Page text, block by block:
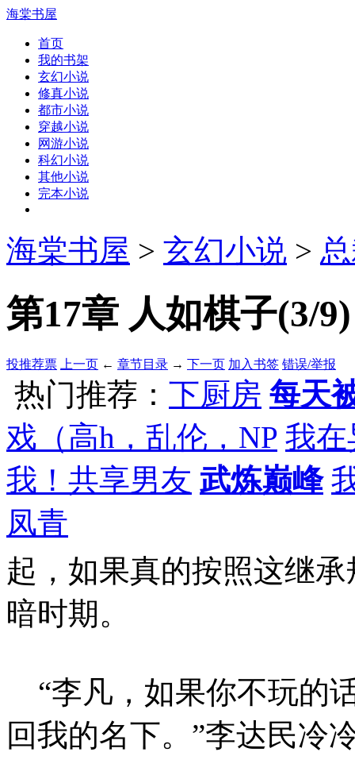
海棠书屋
首页
我的书架
玄幻小说
修真小说
都市小说
穿越小说
网游小说
科幻小说
其他小说
完本小说
海棠书屋 > 玄幻小说 >
第17章 人如棋子(3/9)
投推荐票 上一页 ← 章节目录 → 下一页 加入书签 错误/举报
热门推荐： 下厨房 每天
戏（高h，乱伦，NP 我在
我！共享男友 武炼巅峰
凤青
起，如果真的按照这继
暗时期。
“李凡，如果你不玩的
回我的名下。”李达民冷